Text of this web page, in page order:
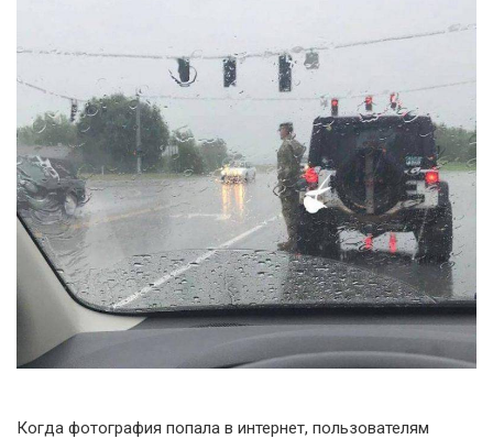
Когда фотография попала в интернет, пользователям